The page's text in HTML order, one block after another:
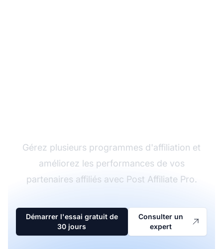
Gérez plusieurs programmes d'affiliation et
améliorez les performances de vos
partenaires affiliés avec Post Affiliate Pro.
Démarrer l'essai gratuit de
30 jours
Consulter un
expert